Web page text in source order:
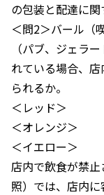
の包装と配達に関
＜問2＞バール（
（パブ、ジェラ
れている場合、
られるか。
＜レッド＞
＜オレンジ＞
＜イエロー＞
店内で飲食が禁
照）では、店内